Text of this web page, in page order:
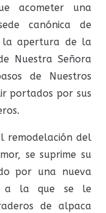
acometer una
canónica de
la apertura de la
Nuestra Señora
de Nuestros
portados por sus
remodelación del
se suprime su
por una nueva
a la que se le
de alpaca